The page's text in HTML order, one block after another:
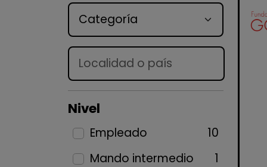
Categoría
Lugar
Nivel
Empleado
10
Mando intermedio
1